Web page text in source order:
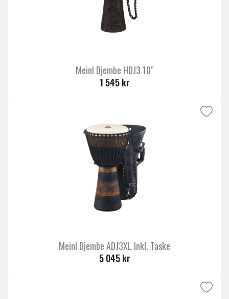
Meinl Djembe HDJ3 10″
1 545 kr
Meinl Djembe ADJ3XL Inkl. Taske
5 045 kr